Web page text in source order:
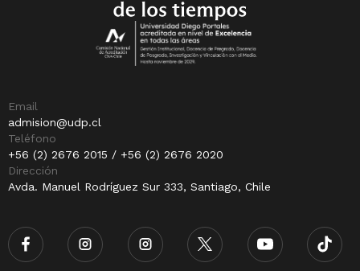
Email
admision@udp.cl
Teléfono
+56 (2) 2676 2015 / +56 (2) 2676 2020
Dirección
Avda. Manuel Rodríguez Sur 333, Santiago, Chile